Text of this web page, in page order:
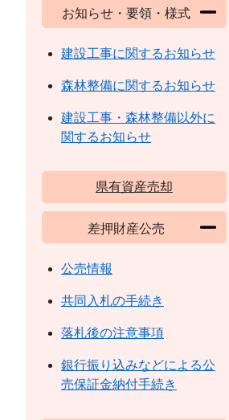
お知らせ・要領・様式
建設工事に関するお知らせ
森林整備に関するお知らせ
建設工事・森林整備以外に
関するお知らせ
県有資産売却
差押財産公売
公売情報
共同入札の手続き
落札後の注意事項
銀行振り込みなどによる公
売保証金納付手続き